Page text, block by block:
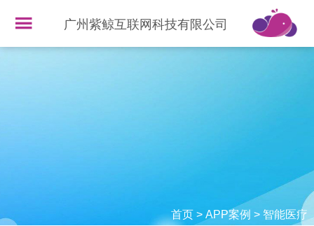
广州紫鲸互联网科技有限公司
首页> APP案例 > 智能医疗